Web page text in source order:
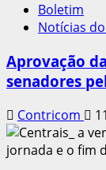
Boletim
Notícias
Aprovação
senadores
Contricom